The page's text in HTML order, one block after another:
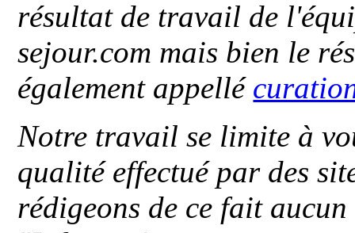
résultat de travail de
sejour.com mais bien le
également appellé
Notre travail se limite à
qualité effectué par des
rédigeons de ce fait